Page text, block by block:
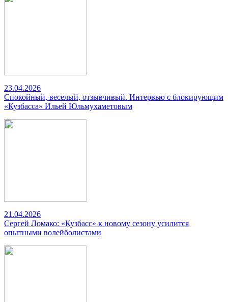
23.04.2026
Спокойный, веселый, отзывчивый. Интервью с блокирующим
«Кузбасса» Ильей Юльмухаметовым
21.04.2026
Сергей Ломако: «Кузбасс» к новому сезону усилится
опытными волейболистами